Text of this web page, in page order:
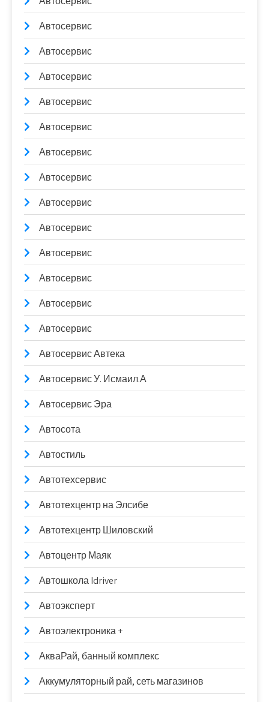
Автосервис
Автосервис
Автосервис
Автосервис
Автосервис
Автосервис
Автосервис
Автосервис
Автосервис
Автосервис
Автосервис
Автосервис
Автосервис
Автосервис Автека
Автосервис У. Исмаил.А
Автосервис Эра
Автосота
Автостиль
Автотехсервис
Автотехцентр на Элсибе
Автотехцентр Шиловский
Автоцентр Маяк
Автошкола Idriver
Автоэксперт
Автоэлектроника +
АкваРай, банный комплекс
Аккумуляторный рай, сеть магазинов